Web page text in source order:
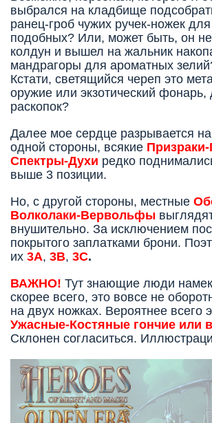
выбрался на кладбище
ранец-гроб чужих ручек-ножек
подобных? Или, может быть, он
колдун и вышел на жальник
мандрагоры для ароматных
Кстати, светящийся череп это
оружие или экзотический
раскопок?
Далее мое сердце разрывается
одной стороны, всякие
Спектры-Духи редко
выше 3 позиции.
Но, с другой стороны, местные
Волколаки-Вервольфы
внушительно. За исключением
покрытого заплатками брони.
их 3А, 3В, 3С.
ВАЖНО! Тут знающие люди
скорее всего, это вовсе не
на двух ножках. Вероятнее всего
Ужасные-Костяные гончие или
Склонен согласиться.